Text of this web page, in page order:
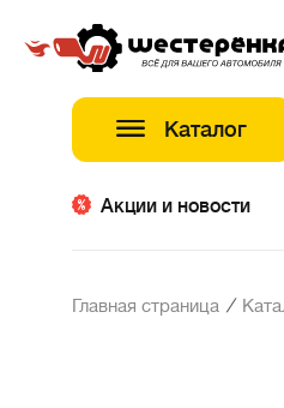
Каталог
Акции и новости
Главная страница /